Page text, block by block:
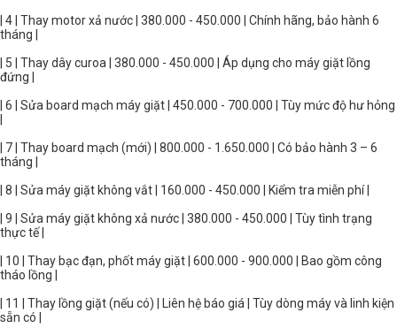
| 4 | Thay motor xả nước | 380.000 - 450.000 | Chính hãng, bảo hành 6
tháng |
| 5 | Thay dây curoa | 380.000 - 450.000 | Áp dụng cho máy giặt lồng
đứng |
| 6 | Sửa board mạch máy giặt | 450.000 - 700.000 | Tùy mức độ hư hỏng
| 7 | Thay board mạch (mới) | 800.000 - 1.650.000 | Có bảo hành 3 – 6
tháng |
| 8 | Sửa máy giặt không vắt | 160.000 - 450.000 | Kiểm tra miễn phí |
| 9 | Sửa máy giặt không xả nước | 380.000 - 450.000 | Tùy tình trạng
thực tế |
| 10 | Thay bạc đạn, phốt máy giặt | 600.000 - 900.000 | Bao gồm công
tháo lồng |
| 11 | Thay lồng giặt (nếu có) | Liên hệ báo giá | Tùy dòng máy và linh kiện
sẵn có |